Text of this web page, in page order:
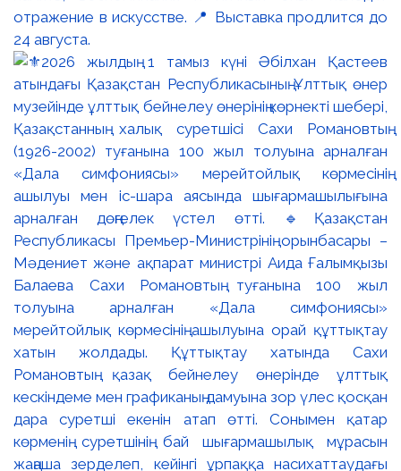
отражение в искусстве. 📍 Выставка продлится до
24 августа.